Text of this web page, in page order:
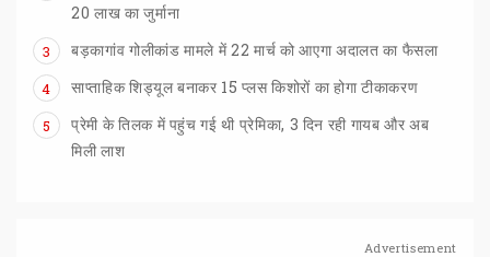
20 लाख का जुर्माना
3 बड़कागांव गोलीकांड मामले में22 मार्च कोआएगाअदालत का फैसला
4 साप्ताहिकशिड्यूलबनाकर 15 प्लसकिशोरों काहोगाटीकाकरण
5
प्रेमी के तिलक में पहुंच गई थी प्रेमिका, 3 दिन रही गायब और अब
मिली लाश
Advertisement